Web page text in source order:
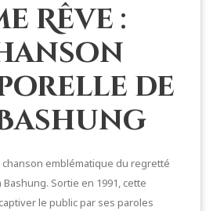
Rêve :
de
emblématique du regretté
Sortie en 1991, cette
le public par ses paroles